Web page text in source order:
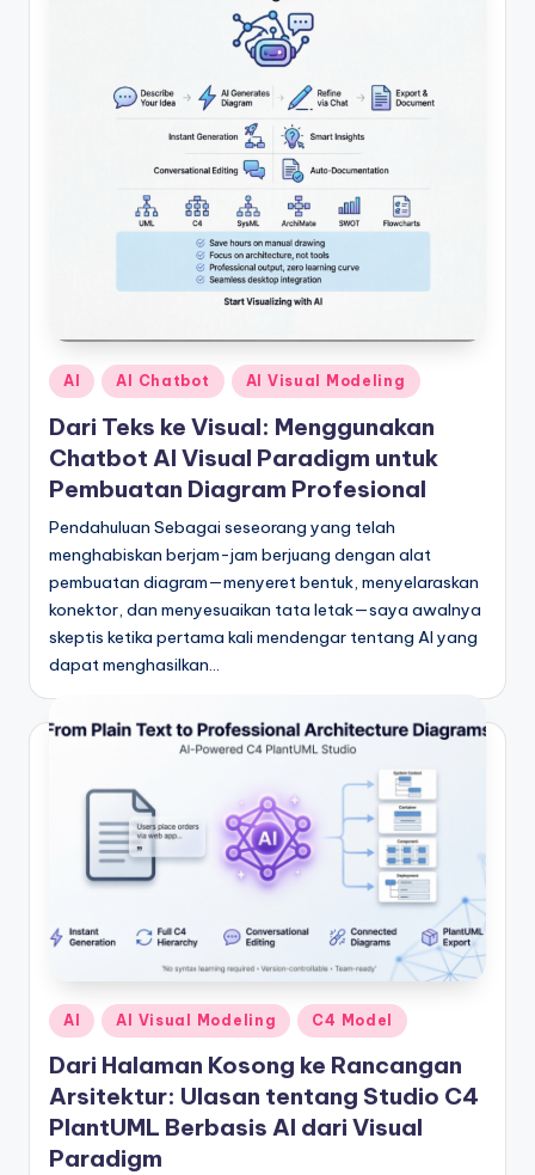
s
Posted
in
AI AI Chatbot AI Visual Modeling
Dari Teks ke Visual: Menggunakan
Chatbot AI Visual Paradigm untuk
Pembuatan Diagram Profesional
Pendahuluan Sebagai seseorang yang telah
menghabiskan berjam-jam berjuang dengan alat
pembuatan diagram—menyeret bentuk, menyelaraskan
konektor, dan menyesuaikan tata letak—saya awalnya
skeptis ketika pertama kali mendengar tentang AI yang
dapat menghasilkan…
Posted
in
AI AI Visual Modeling C4 Model
Dari Halaman Kosong ke Rancangan
Arsitektur: Ulasan tentang Studio C4
PlantUML Berbasis AI dari Visual
Paradigm